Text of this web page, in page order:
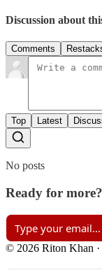
Discussion about
Comments
Top Latest
No posts
Ready for more?
© 2026 Riton Khan ·